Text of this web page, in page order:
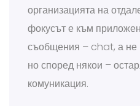
организацията на
фокусът е към
съобщения – chat, а не
но според някои –
комуникация.